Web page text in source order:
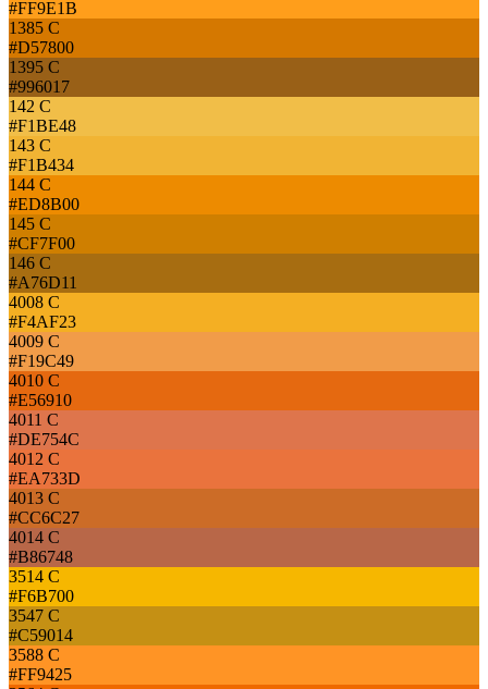
#FF9E1B
1385 C
#D57800
1395 C
#996017
142 C
#F1BE48
143 C
#F1B434
144 C
#ED8B00
145 C
#CF7F00
146 C
#A76D11
4008 C
#F4AF23
4009 C
#F19C49
4010 C
#E56910
4011 C
#DE754C
4012 C
#EA733D
4013 C
#CC6C27
4014 C
#B86748
3514 C
#F6B700
3547 C
#C59014
3588 C
#FF9425